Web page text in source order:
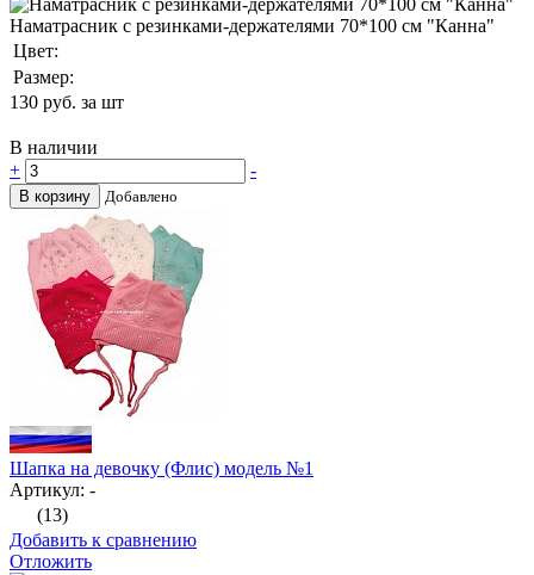
Наматрасник с резинками-держателями 70*100 см "Канна"
Цвет:
Размер:
130 руб. за шт
В наличии
+
-
В корзину Добавлено
Шапка на девочку (Флис) модель №1
Артикул: -
(13)
Добавить к сравнению
Отложить